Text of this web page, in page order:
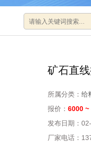
矿石直
所属分类： 给
报价： 6000 ~
发布日期：
厂家电话：